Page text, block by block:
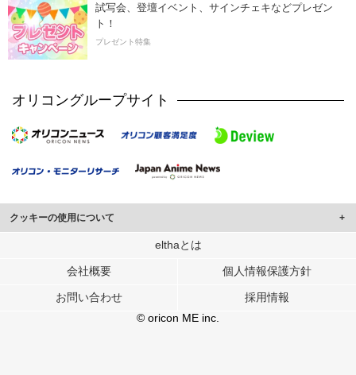
試写会、登壇イベント、サインチェキなどプレゼン
ト！
プレゼント特集
オリコングループサイト
クッキーの使用について
このサイトでは Cookie を使用して、ユーザーに合わせたコンテンツや広告の
行っています。
メディアや広告配信、データ解析の各パートナーに提供しています。
ユーザーが各パートナーのサービスを使用したときに収集した他の情報を組み
elthaとは
会社概要 個人情報保護方針
お問い合わせ
採用情報
© oricon ME inc.